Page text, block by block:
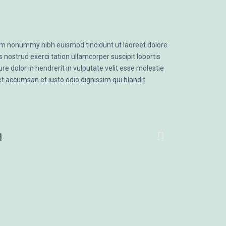
nonummy nibh euismod tincidunt ut laoreet dolore
exerci tation ullamcorper suscipit lobortis
dolor in hendrerit in vulputate velit esse molestie
accumsan et iusto odio dignissim qui blandit